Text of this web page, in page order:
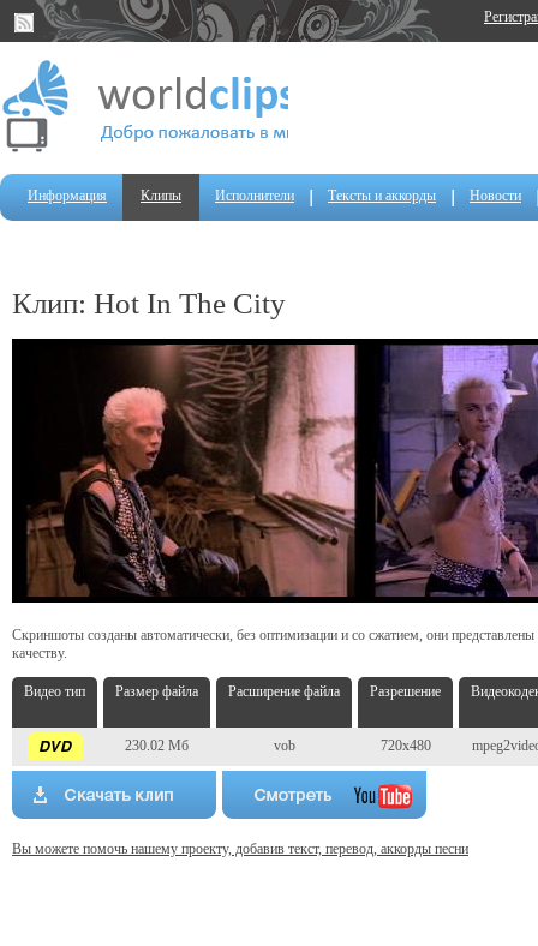
Информация Клипы Исполнители Тексты и аккорды Новости
Клип: Hot In The City
Скриншоты созданы автоматически, без оптимизации и со сжатием, они
качеству.
Видео тип Размер файла Расширение файла Разрешение
230.02 Мб vob 720x480
Вы можете помочь нашему проекту, добавив текст, перевод, аккорды песни